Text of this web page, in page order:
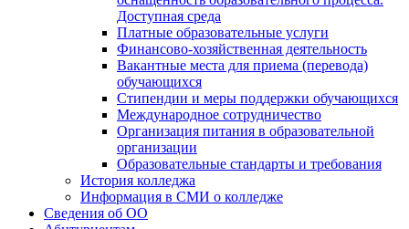
Доступная среда
Платные образовательные услуги
Финансово-хозяйственная деятельность
Вакантные места для приема (перевода)
обучающихся
Стипендии и меры поддержки обучающихся
Международное сотрудничество
Организация питания в образовательной
организации
Образовательные стандарты и требования
История колледжа
Информация в СМИ о колледже
Сведения об ОО